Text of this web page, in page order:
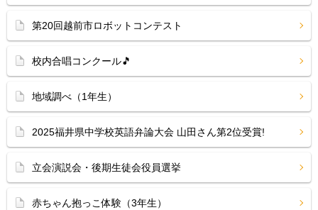
第20回越前市ロボットコンテスト
校内合唱コンクール🎵
地域調べ（1年生）
2025福井県中学校英語弁論大会 山田さん第2位受賞!
立会演説会・後期生徒会役員選挙
赤ちゃん抱っこ体験（3年生）